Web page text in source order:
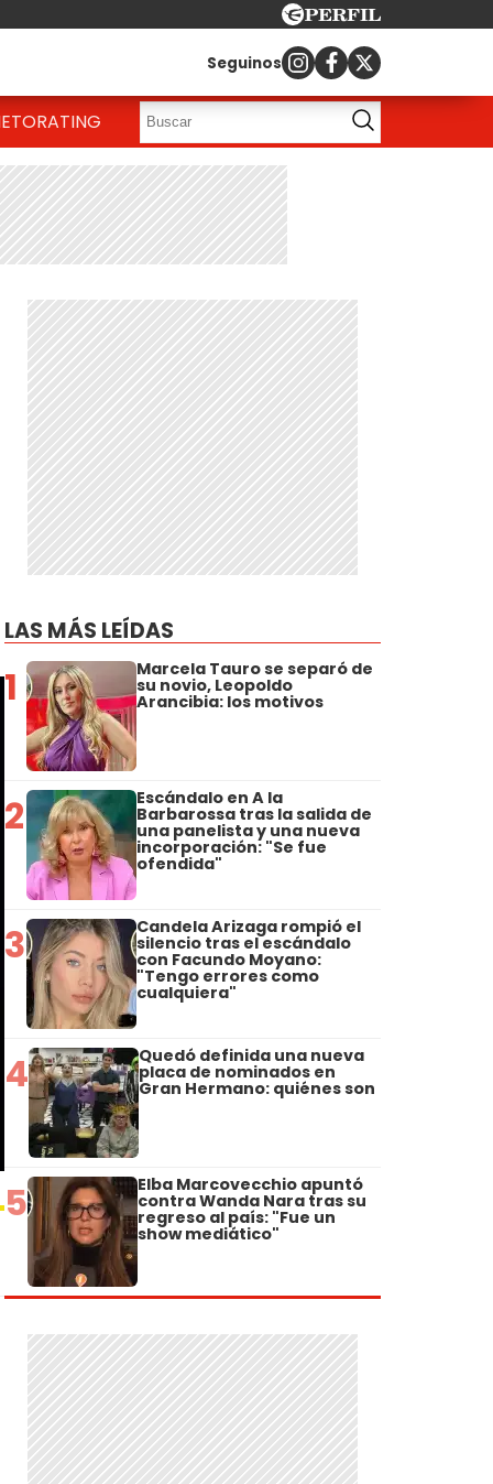
Seguinos
RATING
LAS MÁS LEÍDAS
1 Marcela Tauro se separó de
su novio, Leopoldo
Arancibia: los motivos
2 Escándalo en A la
Barbarossa tras la salida de
una panelista y una nueva
incorporación: "Se fue
ofendida"
3 Candela Arizaga rompió el
silencio tras el escándalo
con Facundo Moyano:
"Tengo errores como
cualquiera"
4 Quedó definida una nueva
placa de nominados en
Gran Hermano: quiénes son
5 Elba Marcovecchio apuntó
contra Wanda Nara tras su
regreso al país: "Fue un
show mediático"